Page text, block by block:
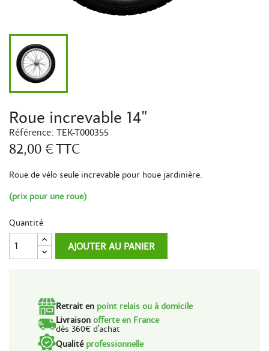
Roue increvable 14"
Référence: TEK-T000355
82,00 €TTC
Roue de vélo seule increvable pour houe jardinière.
(prix pour une roue)
Quantité
AJOUTER AU PANIER
Retrait en point relais ou à domicile
Livraison offerte en France
dès 360€ d'achat
Qualité professionnelle